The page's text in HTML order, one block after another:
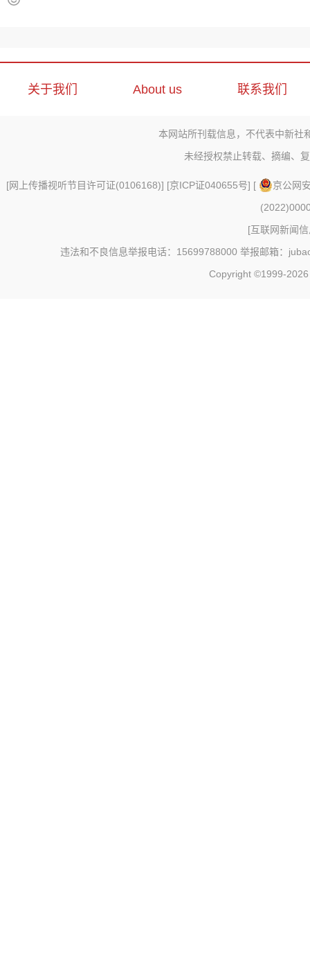
关于我们 About us 联系我们
本网站所刊载信息，不代表中新社
未经授权禁止转载、摘编、
[网上传播视听节目许可证(0106168)] [京ICP证040655号] [
京公网
[互联网新闻
违法和不良信息举报电话：15699788000 举报邮箱：
Copyright ©1999-